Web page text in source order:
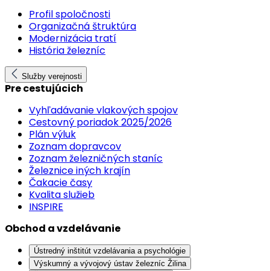
Profil spoločnosti
Organizačná štruktúra
Modernizácia tratí
História železníc
Služby verejnosti
Pre cestujúcich
Vyhľadávanie vlakových spojov
Cestovný poriadok 2025/2026
Plán výluk
Zoznam dopravcov
Zoznam železničných staníc
Železnice iných krajín
Čakacie časy
Kvalita služieb
INSPIRE
Obchod a vzdelávanie
Ústredný inštitút vzdelávania a psychológie
Výskumný a vývojový ústav železníc Žilina